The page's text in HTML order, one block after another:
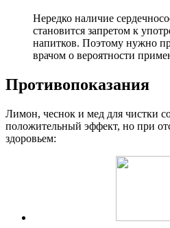
Нередко наличие
становится запретом к
напитков. Поэтому нужно
врачом о вероятности
Противопоказания
Лимон, чеснок и мед для чистки
положительный эффект, но при
здоровьем: